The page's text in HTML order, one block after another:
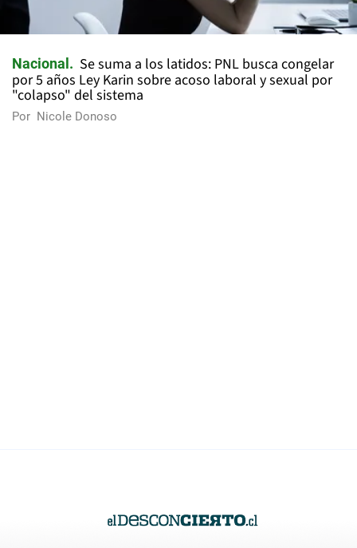
Nacional
Se suma a los latidos: PNL busca congelar
por 5 años Ley Karin sobre acoso laboral y sexual por
"colapso" del sistema
Por Nicole Donoso